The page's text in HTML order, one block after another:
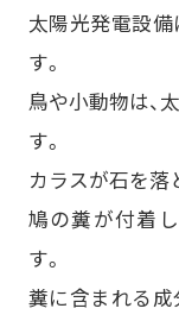
太陽光発電設
す。
鳥や小動物は、
す。
カラスが石を落
鳩の糞が付着
す。
糞に含まれる